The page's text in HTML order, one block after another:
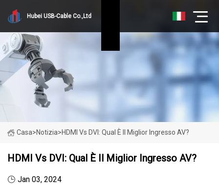
Hubei USB-Cable Co.,Ltd
Casa>Notizia>HDMI Vs DVI: Qual È Il Miglior Ingresso AV?
HDMI Vs DVI: Qual È Il Miglior Ingresso AV?
Jan 03, 2024